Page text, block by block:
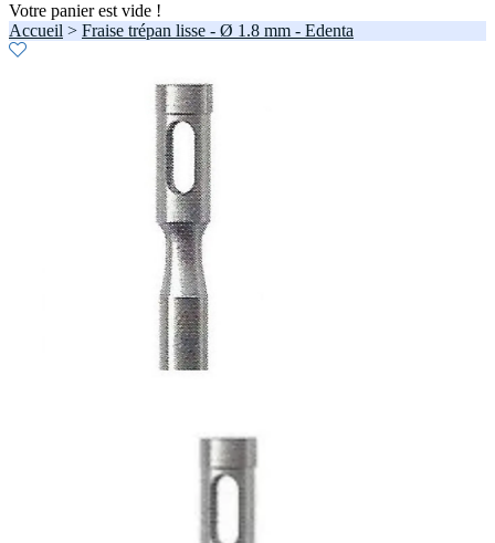
Votre panier est vide !
Accueil > Fraise trépan lisse - Ø 1.8 mm - Edenta